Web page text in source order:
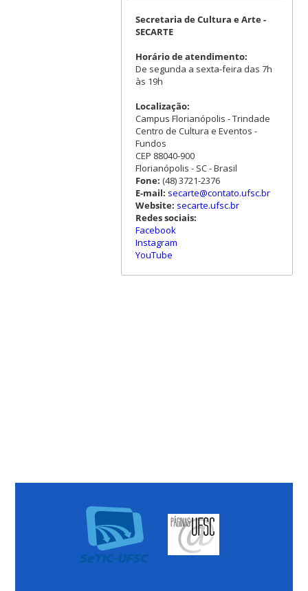
Secretaria de Cultura e Arte -
SECARTE
Horário de atendimento:
De segunda a sexta-feira das 7h
às 19h
Localização:
Campus Florianópolis - Trindade
Centro de Cultura e Eventos -
Fundos
CEP 88040-900
Florianópolis - SC - Brasil
Fone: (48) 3721-2376
E-mail: secarte@contato.ufsc.br
Website: secarte.ufsc.br
Redes sociais:
Facebook
Instagram
YouTube